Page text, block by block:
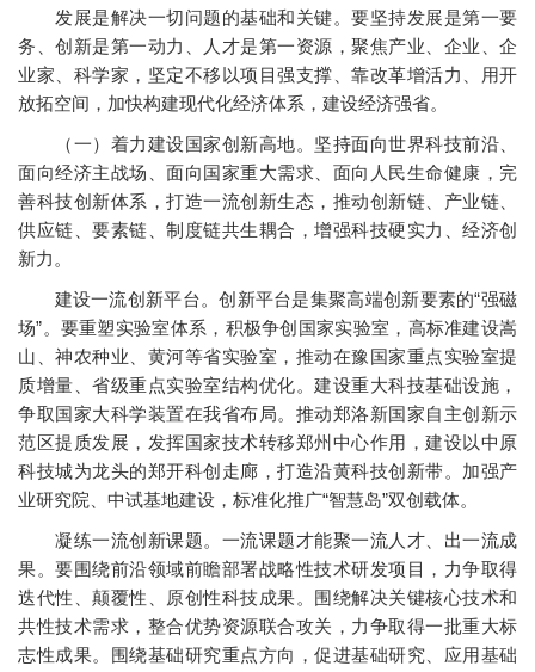
发展是解决一切问题的基础和关键。要坚持发展是第一要
务、创新是第一动力、人才是第一资源，聚焦产业、企业、企
业家、科学家，坚定不移以项目强支撑、靠改革增活力、用开
放拓空间，加快构建现代化经济体系，建设经济强省。
（一）着力建设国家创新高地。坚持面向世界科技前沿、
面向经济主战场、面向国家重大需求、面向人民生命健康，完
善科技创新体系，打造一流创新生态，推动创新链、产业链、
供应链、要素链、制度链共生耦合，增强科技硬实力、经济创
新力。
建设一流创新平台。创新平台是集聚高端创新要素的“强磁
场”。要重塑实验室体系，积极争创国家实验室，高标准建设嵩
山、神农种业、黄河等省实验室，推动在豫国家重点实验室提
质增量、省级重点实验室结构优化。建设重大科技基础设施，
争取国家大科学装置在我省布局。推动郑洛新国家自主创新示
范区提质发展，发挥国家技术转移郑州中心作用，建设以中原
科技城为龙头的郑开科创走廊，打造沿黄科技创新带。加强产
业研究院、中试基地建设，标准化推广“智慧岛”双创载体。
凝练一流创新课题。一流课题才能聚一流人才、出一流成
果。要围绕前沿领域前瞻部署战略性技术研发项目，力争取得
迭代性、颠覆性、原创性科技成果。围绕解决关键核心技术和
共性技术需求，整合优势资源联合攻关，力争取得一批重大标
志性成果。围绕基础研究重点方向，促进基础研究、应用基础